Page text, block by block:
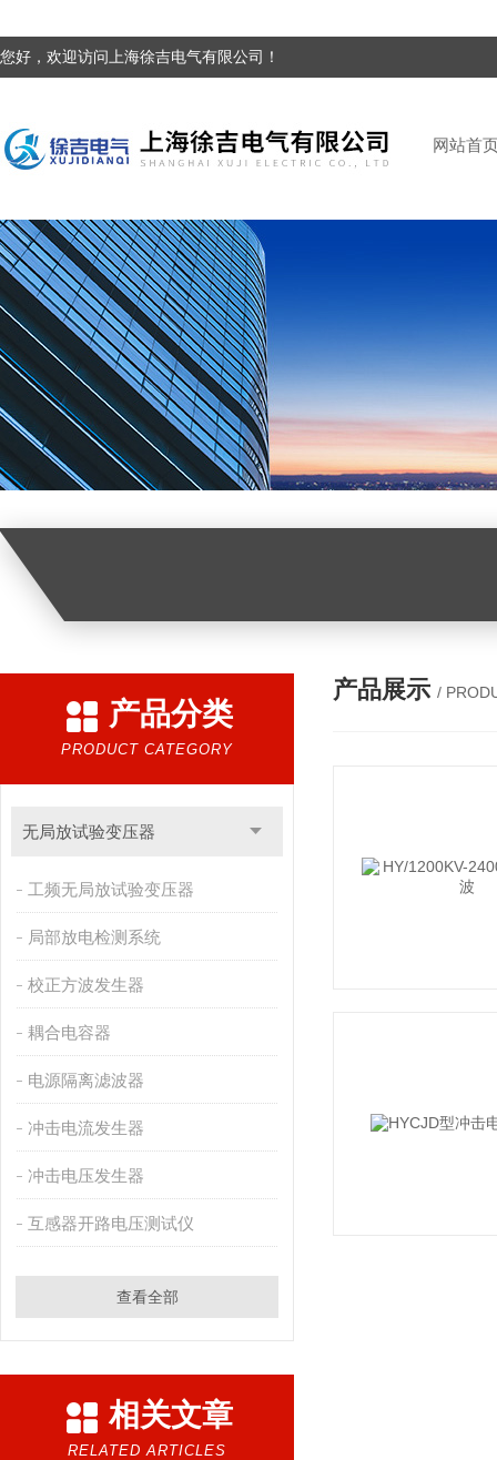
您好，欢迎访问上海徐吉电气有限公司！
网站首
产品分类
PRODUCT CATEGORY
无局放试验变压器
工频无局放试验变压器
局部放电检测系统
校正方波发生器
耦合电容器
电源隔离滤波器
冲击电流发生器
冲击电压发生器
互感器开路电压测试仪
查看全部
相关文章
RELATED ARTICLES
产品展示 /